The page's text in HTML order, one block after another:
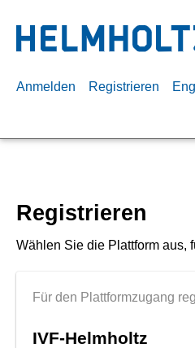
Anmelden Registrieren
Registrieren
Wählen Sie die Plattform aus,
Für den Plattformzugang
IVF-Helmholtz